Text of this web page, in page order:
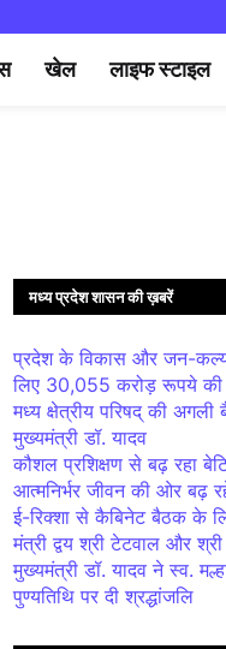
खेल लाइफ स्टाइल
मध्य प्रदेश शासन की ख़बरें
प्रदेश के विकास और जन-
लिए 30,055 करोड़ रूपये की
मध्य क्षेत्रीय परिषद् की
मुख्यमंत्री डॉ. यादव
कौशल प्रशिक्षण से बढ़ रहा
आत्मनिर्भर जीवन की ओर बढ़
ई-रिक्शा से कैबिनेट बैठक के
मंत्री द्वय श्री टेटवाल और श्री
मुख्यमंत्री डॉ. यादव ने स्व.
पुण्यतिथि पर दी श्रद्धांजलि